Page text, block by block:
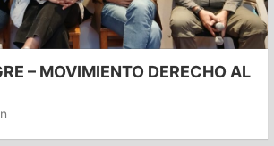
– MOVIMIENTO DERECHO AL